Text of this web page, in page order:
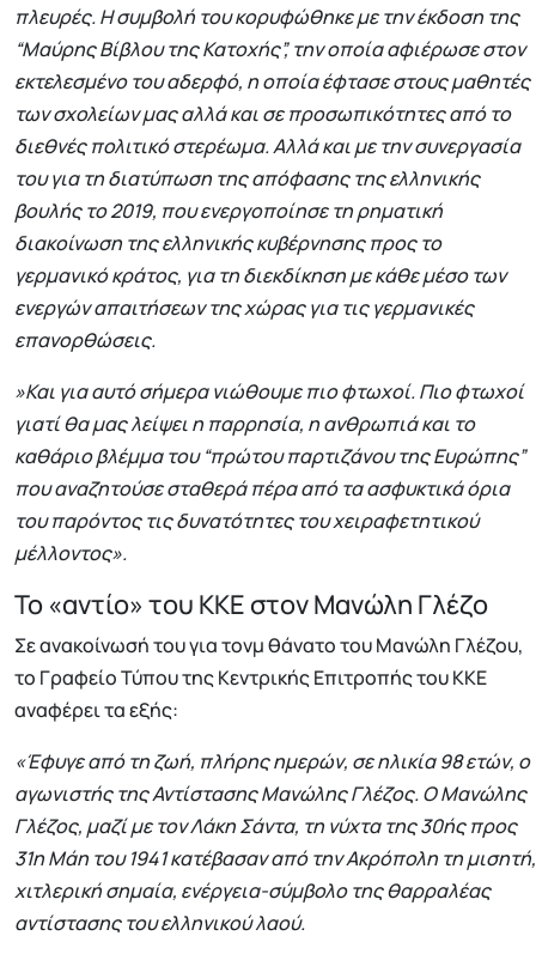
πλευρές. Η συμβολή του κορυφώθηκε με την έκδοση της
“Μαύρης Βίβλου της Κατοχής”, την οποία αφιέρωσε στον
εκτελεσμένο του αδερφό, η οποία έφτασε στους μαθητές
των σχολείων μας αλλά και σε προσωπικότητες από το
διεθνές πολιτικό στερέωμα. Αλλά και με την συνεργασία
του για τη διατύπωση της απόφασης της ελληνικής
βουλής το 2019, που ενεργοποίησε τη ρηματική
διακοίνωση της ελληνικής κυβέρνησης προς το
γερμανικό κράτος, για τη διεκδίκηση με κάθε μέσο των
ενεργών απαιτήσεων της χώρας για τις γερμανικές
επανορθώσεις.
»Και για αυτό σήμερα νιώθουμε πιο φτωχοί. Πιο φτωχοί
γιατί θα μας λείψει η παρρησία, η ανθρωπιά και το
καθάριο βλέμμα του “πρώτου παρτιζάνου της Ευρώπης”
που αναζητούσε σταθερά πέρα από τα ασφυκτικά όρια
του παρόντος τις δυνατότητες του χειραφετητικού
μέλλοντος».
Το «αντίο» του ΚΚΕ στον Μανώλη Γλέζο
Σε ανακοίνωσή του για τονμ θάνατο του Μανώλη Γλέζου,
το Γραφείο Τύπου της Κεντρικής Επιτροπής του ΚΚΕ
αναφέρει τα εξής:
«Έφυγε από τη ζωή, πλήρης ημερών, σε ηλικία 98 ετών, ο
αγωνιστής της Αντίστασης Μανώλης Γλέζος. Ο Μανώλης
Γλέζος, μαζί με τον Λάκη Σάντα, τη νύχτα της 30ής προς
31η Μάη του 1941 κατέβασαν από την Ακρόπολη τη μισητή,
χιτλερική σημαία, ενέργεια-σύμβολο της θαρραλέας
αντίστασης του ελληνικού λαού.